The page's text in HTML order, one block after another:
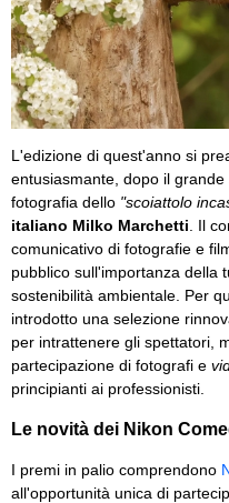
L'edizione di quest'anno si
entusiasmante, dopo il grande
fotografia dello "scoiattolo
italiano Milko Marchetti . Il
comunicativo di fotografie e
pubblico sull'importanza della
sostenibilità ambientale. Per
introdotto una selezione
per intrattenere gli spettatori,
partecipazione di fotografi e
principianti ai professionisti.
Le novità dei Nikon
I premi in palio comprendono
all'opportunità unica di